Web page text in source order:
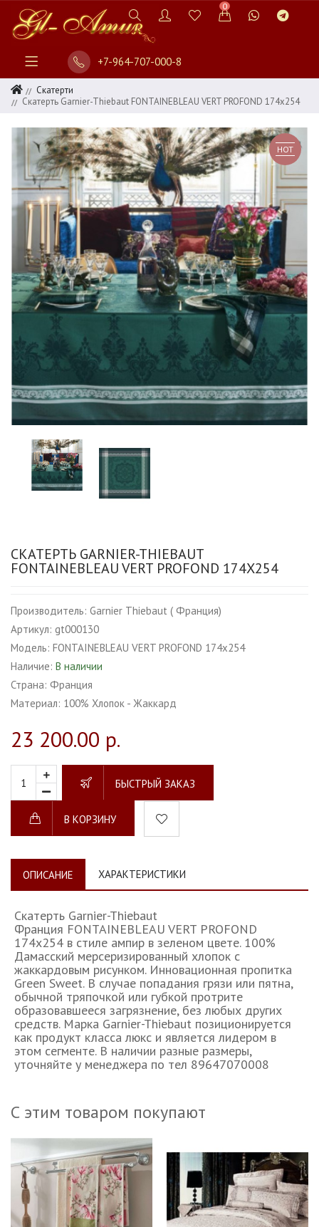
0
+7-964-707-000-8
Скатерти
Скатерть Garnier-Thiebaut FONTAINEBLEAU VERT PROFOND 174х254
HOT
СКАТЕРТЬ GARNIER-THIEBAUT
FONTAINEBLEAU VERT PROFOND 174Х254
Производитель: Garnier Thiebaut ( Франция)
Артикул: gt000130
Модель: FONTAINEBLEAU VERT PROFOND 174х254
Наличие: В наличии
Страна: Франция
Материал: 100% Хлопок - Жаккард
23 200.00 р.
БЫСТРЫЙ ЗАКАЗ
В КОРЗИНУ
ОПИСАНИЕ ХАРАКТЕРИСТИКИ
Скатерть Garnier-Thiebaut
Франция FONTAINEBLEAU VERT PROFOND
174х254 в стиле ампир в зеленом цвете. 100%
Дамасский мерсеризированный хлопок с
жаккардовым рисунком. Инновационная пропитка
Green Sweet. В случае попадания грязи или пятна,
обычной тряпочкой или губкой протрите
образовавшееся загрязнение, без любых других
средств. Марка Garnier-Thiebaut позиционируется
как продукт класса люкс и является лидером в
этом сегменте. В наличии разные размеры,
уточняйте у менеджера по тел 89647070008
С этим товаром покупают